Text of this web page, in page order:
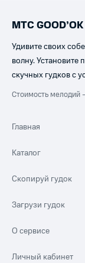
МТС GOOD’OK
Удивите своих
волну.
скучных гудков с
Стоимость мелодий
Главная
Каталог
Скопируй гудок
Загрузи гудок
О сервисе
Личный кабинет